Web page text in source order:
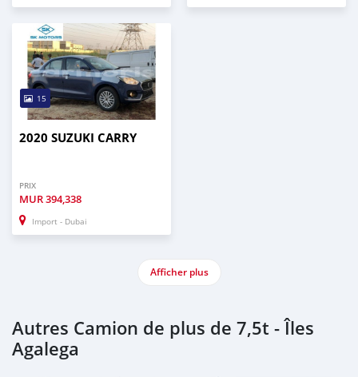
15
2020 SUZUKI CARRY
PRIX
MUR394,338
Import - Dubai
Afficher plus
Autres Camion de plus de 7,5t - Îles
Agalega